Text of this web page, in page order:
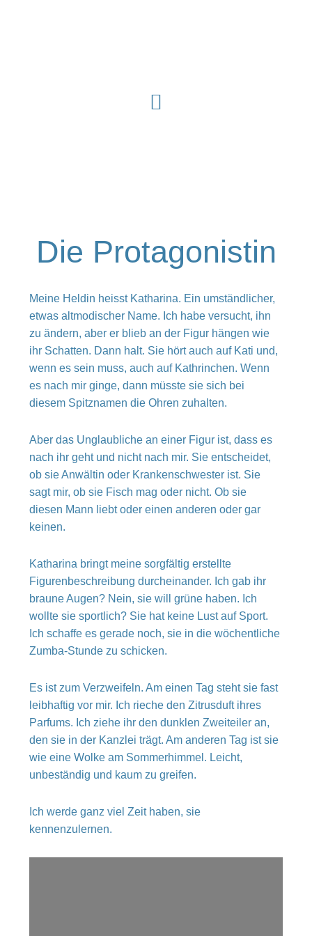
Die Protagonistin
Meine Heldin heisst Katharina. Ein umständlicher,
etwas altmodischer Name. Ich habe versucht, ihn
zu ändern, aber er blieb an der Figur hängen wie
ihr Schatten. Dann halt. Sie hört auch auf Kati und,
wenn es sein muss, auch auf Kathrinchen. Wenn
es nach mir ginge, dann müsste sie sich bei
diesem Spitznamen die Ohren zuhalten.
Aber das Unglaubliche an einer Figur ist, dass es
nach ihr geht und nicht nach mir. Sie entscheidet,
ob sie Anwältin oder Krankenschwester ist. Sie
sagt mir, ob sie Fisch mag oder nicht. Ob sie
diesen Mann liebt oder einen anderen oder gar
keinen.
Katharina bringt meine sorgfältig erstellte
Figurenbeschreibung durcheinander. Ich gab ihr
braune Augen? Nein, sie will grüne haben. Ich
wollte sie sportlich? Sie hat keine Lust auf Sport.
Ich schaffe es gerade noch, sie in die wöchentliche
Zumba-Stunde zu schicken.
Es ist zum Verzweifeln. Am einen Tag steht sie fast
leibhaftig vor mir. Ich rieche den Zitrusduft ihres
Parfums. Ich ziehe ihr den dunklen Zweiteiler an,
den sie in der Kanzlei trägt. Am anderen Tag ist sie
wie eine Wolke am Sommerhimmel. Leicht,
unbeständig und kaum zu greifen.
Ich werde ganz viel Zeit haben, sie
kennenzulernen.